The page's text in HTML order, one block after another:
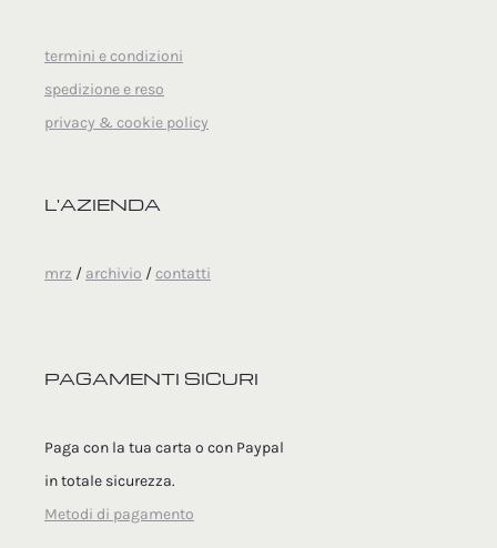
termini e condizioni
spedizione e reso
privacy & cookie policy
L'AZIENDA
mrz / archivio /contatti
PAGAMENTI SICURI
Paga con la tua carta o con Paypal
in totale sicurezza.
Metodi di pagamento